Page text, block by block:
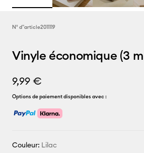
N° d''article2011119
Vinyle économique (3
9,99 €
Options de paiement disponibles avec :
Couleur: Lilac